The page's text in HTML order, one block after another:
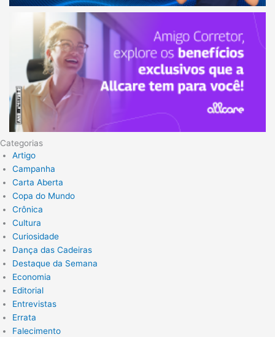
Categorias
Artigo
Campanha
Carta Aberta
Copa do Mundo
Crônica
Cultura
Curiosidade
Dança das Cadeiras
Destaque da Semana
Economia
Editorial
Entrevistas
Errata
Falecimento